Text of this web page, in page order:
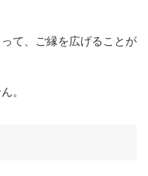
て、ご縁を広げることが
。